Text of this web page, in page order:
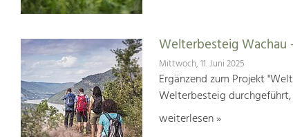
Welterbesteig Wachau
Mittwoch, 11. Juni 2025
Ergänzend zum Projekt
Welterbesteig
weiterlesen »